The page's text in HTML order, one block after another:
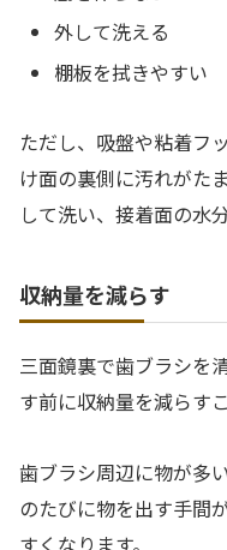
外して洗える
棚板を拭きやすい
ただし、吸盤や粘着フ
け面の裏側に汚れがた
して洗い、接着面の水
収納量を減らす
三面鏡裏で歯ブラシを
す前に収納量を減らす
歯ブラシ周辺に物が多
のたびに物を出す手間
すくなります。